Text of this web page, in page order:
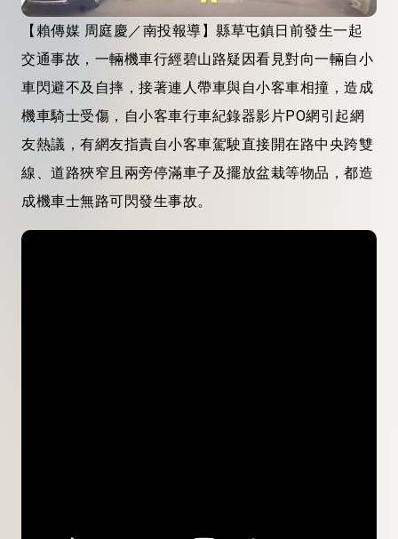
【賴傳媒 周庭慶／南投報導】縣草屯鎮日前發生一起
交通事故，一輛機車行經碧山路疑因看見對向一輛自小
車閃避不及自摔，接著連人帶車與自小客車相撞，造成
機車騎士受傷，自小客車行車紀錄器影片PO網引起網
友熱議，有網友指責自小客車駕駛直接開在路中央跨雙
線、道路狹窄且兩旁停滿車子及擺放盆栽等物品，都造
成機車士無路可閃發生事故。